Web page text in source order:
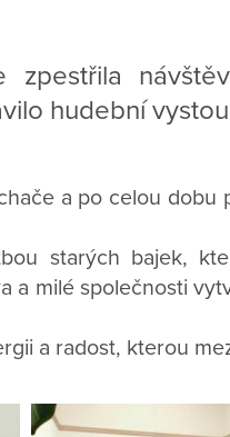
zpestřila
hudební
a po celou dobu
starých bajek,
a milé společnosti
a radost, kterou